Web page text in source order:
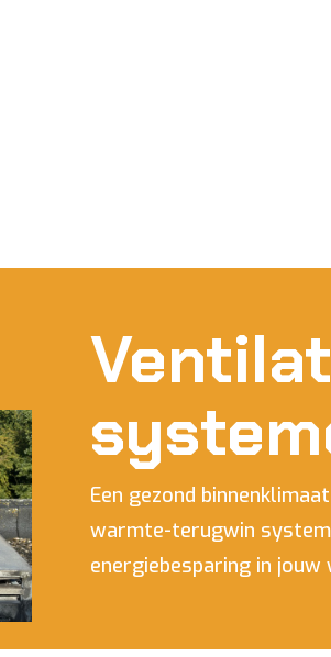
Een gezond
warmte-terugwin
energiebesparing in jouw